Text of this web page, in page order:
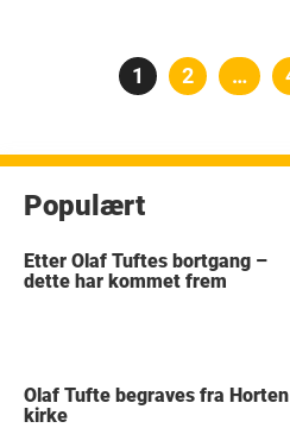
Side
1 Side
2 …
Populært
Etter Olaf Tuftes bortgang –
dette har kommet frem
Olaf Tufte begraves fra Horten
kirke